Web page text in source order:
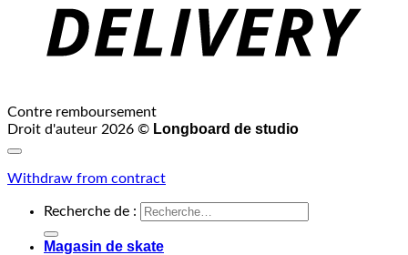
Contre remboursement
Droit d'auteur 2026 © Longboard de studio
Withdraw from contract
Recherche de :
Magasin de skate